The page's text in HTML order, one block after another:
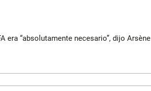
era “absolutamente necesario”, dijo Arsène